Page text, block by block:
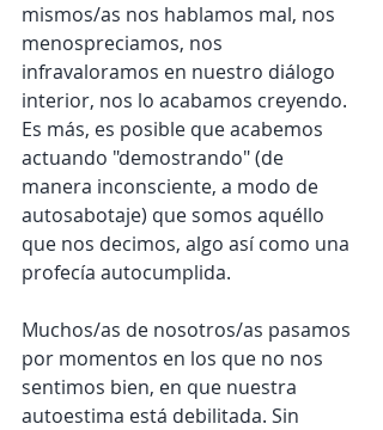
mismos/as nos hablamos mal, nos
menospreciamos, nos
infravaloramos en nuestro diálogo
interior, nos lo acabamos creyendo.
Es más, es posible que acabemos
actuando "demostrando" (de
manera inconsciente, a modo de
autosabotaje) que somos aquéllo
que nos decimos, algo así como una
profecía autocumplida.
Muchos/as de nosotros/as pasamos
por momentos en los que no nos
sentimos bien, en que nuestra
autoestima está debilitada. Sin